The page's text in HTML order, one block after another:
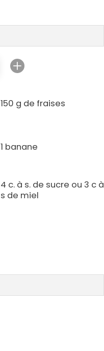
150 g de fraises
1 banane
4 c. à s. de sucre ou 3 c à
s de miel